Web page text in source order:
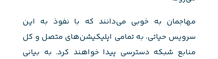
مهاجمان به خوبی می‌دانند که با نفوذ به این
سرویس حیاتی، به تمامی اپلیکیشن‌های متصل و کل
منابع شبکه دسترسی پیدا خواهند کرد. به بیانی